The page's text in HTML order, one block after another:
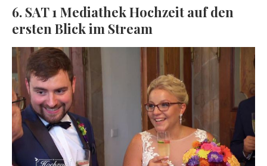
6. SAT 1 Mediathek Hochzeit auf den
ersten Blick im Stream